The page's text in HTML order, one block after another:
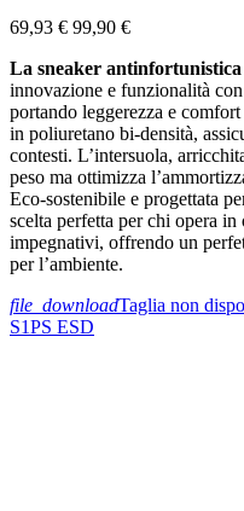
69,93 € 99,90 €
La sneaker antinfortunistica
innovazione e funzionalità
portando leggerezza e
in poliuretano bi-densità,
contesti. L’intersuola,
peso ma ottimizza
Eco-sostenibile e progettata
scelta perfetta per chi opera
impegnativi, offrendo un
per l’ambiente.
file_downloadTaglia non
S1PS ESD